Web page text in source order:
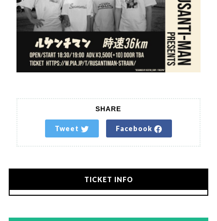
SHARE
Tweet Facebook
TICKET INFO